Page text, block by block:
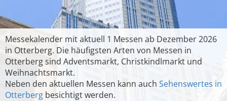
Messekalender mit aktuell 1 Messen ab Dezember 2026
in Otterberg. Die häufigsten Arten von Messen in
Otterberg sind Adventsmarkt, Christkindlmarkt und
Weihnachtsmarkt.
Neben den aktuellen Messen kann auch Sehenswertes in
Otterberg besichtigt werden.